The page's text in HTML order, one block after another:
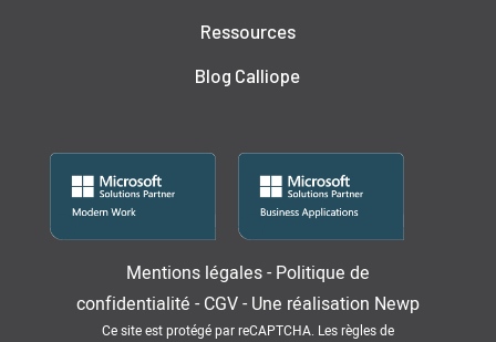
Ressources
Blog Calliope
Mentions légales- Politique de
confidentialité - CGV-Une réalisation Newp
Ce site est protégé par reCAPTCHA. Lesrègles de